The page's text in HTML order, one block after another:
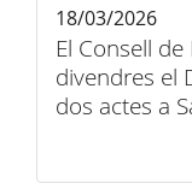
El Consell
divendres el
dos actes a
18/03/2026